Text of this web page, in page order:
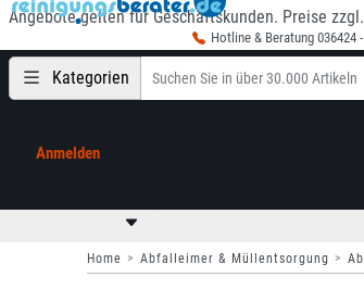
Angebote gelten für Geschäftskunden. Preise
Hotline & Beratung 036424
Kategorien
Anmelden
Home Abfalleimer & Müllentsorgung